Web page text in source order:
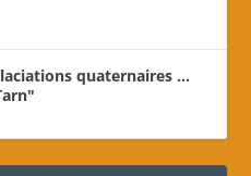
quaternaires ...